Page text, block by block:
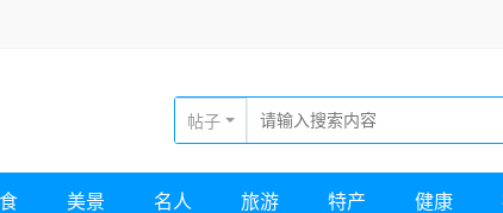
帖子
美景 名人 旅游 特产 健康